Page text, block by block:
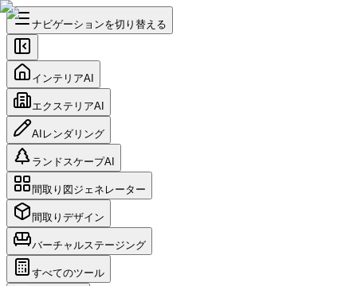
ナビゲーションを切り替える
インテリアAI
エクステリアAI
AIレンダリング
ランドスケープAI
間取り図ジェネレーター
間取りデザイン
バーチャルステージング
すべてのツール